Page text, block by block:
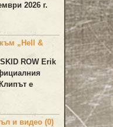
2026 г.
„Hell &
SKID ROW Erik
е
и видео (0)